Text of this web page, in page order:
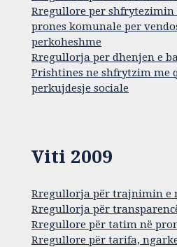
Rregullore per shfrytezimin
prones komunale per
perkoheshme
Rregullorja per dhenjen e
Prishtines ne shfrytzim me
perkujdesje sociale
Viti 2009
Rregullorja për trajnimin e
Rregullorja për
Rregullore për tatim në
Rregullore për tarifa,